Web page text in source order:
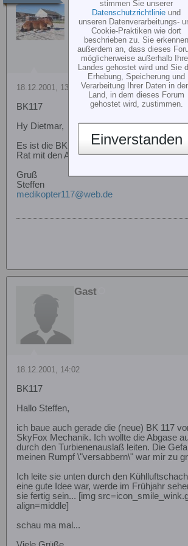
Steffen Schröck
Senior Member
Dabei seit:
Beiträge:
Vorname:
Wohn/Flugort:Bobenheim-
18.12.2001, 13:00
BK117
Hy Dietmar,
Es ist die BK von Vario. Aber trotzdem
Rat mit den Abgasen!
Gruß
Steffen
medikopter117@web.de
Gast
18.12.2001, 14:02
BK117
Hallo Steffen,
ich baue auch gerade die (neue) BK 117
SkyFox Mechanik. Ich wollte die Abgase
durch den Turbienenauslaß leiten. Die
meinen Rumpf \"versabbern\" war mir zu
Ich leite sie unten durch den
eine gute Idee war, werde im Frühjahr
sie fertig sein... [img
align=middle]
schau ma mal...
stimmen Sie unserer
Datenschutzrichtlinie und
unseren Datenverarbeitungs-
Cookie-Praktiken wie dort
beschrieben zu. Sie erkennen
außerdem an, dass dieses
möglicherweise außerhalb
Landes gehostet wird und Sie
Erhebung, Speicherung und
Verarbeitung Ihrer Daten in
Land, in dem dieses Forum
gehostet wird, zustimmen.
Einverstanden